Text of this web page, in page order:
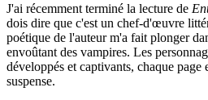
J'ai récemment terminé la lecture de
dois dire que c'est un chef-d'œuvre
poétique de l'auteur m'a fait plonger
envoûtant des vampires. Les
développés et captivants, chaque page
suspense.